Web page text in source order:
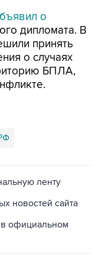
о
дипломата. В
принять
о случаях
БПЛА,
ленту
новостей сайта
в официальном